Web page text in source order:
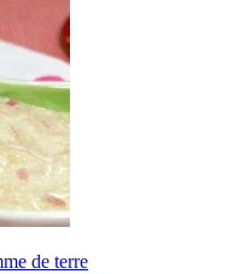
de terre